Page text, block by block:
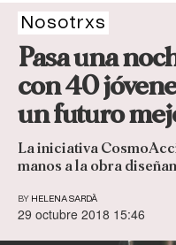
Nosotrxs
Pasa una
con 40
un futuro
La iniciativa
manos a la obra
BY HELENA SARDÀ
29 octubre 2018 15:46